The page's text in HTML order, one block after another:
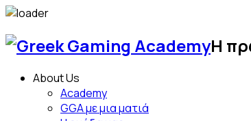
Skip
content
Η
About Us
Academy
GGA με μια ματιά